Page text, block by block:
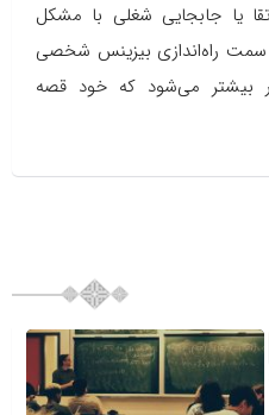
یا جابجایی شغلی با مشکل
سمت راه‌اندازی بیزینس شخصی
بیشتر می‌شود که خود قصه